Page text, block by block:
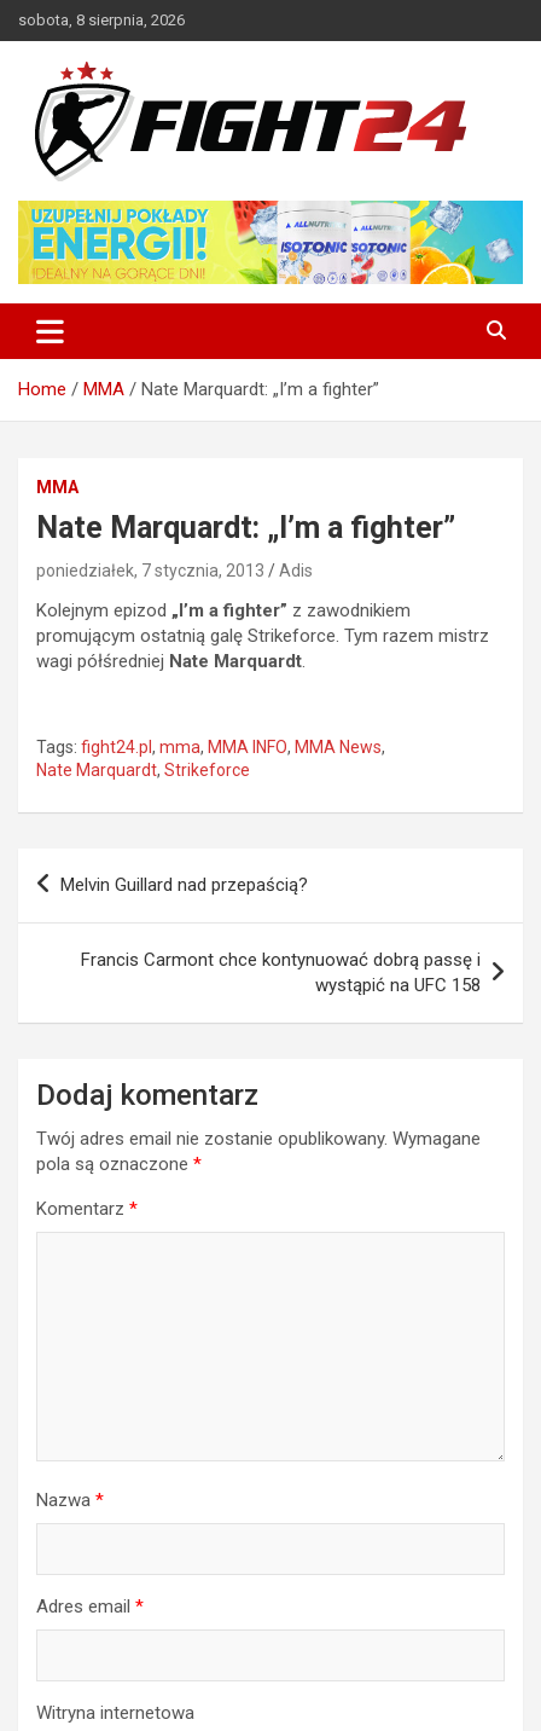
to
sobota, 8 sierpnia, 2026
FIGHT24.PL – MMA i K-1, UFC
Home MMA Nate Marquardt: „I’m a fighter”
MMA
Nate Marquardt: „I’m a fighter”
poniedziałek, 7 stycznia, 2013 Adis
Kolejnym epizod „I’m a fighter” z zawodnikiem
promującym ostatnią galę Strikeforce. Tym razem mistrz
wagi półśredniej Nate Marquardt.
Tags: fight24.pl , mma, MMA INFO, MMA News,
Nate Marquardt, Strikeforce
Nawigacja
Melvin Guillard nad przepaścią?
Francis Carmont chce kontynuować dobrą passę i
wystąpić na UFC 158
Dodaj komentarz
Twój adres email nie zostanie opublikowany. Wymagane
pola są oznaczone *
Komentarz *
Nazwa *
Adres email *
Witryna internetowa